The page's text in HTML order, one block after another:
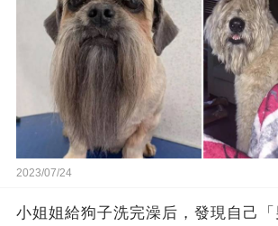
2023/07/24
小姐姐給狗子洗完澡后，發現自己